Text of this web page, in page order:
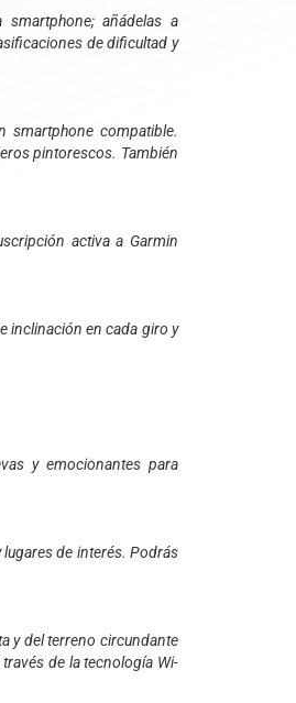
añádelas a
de dificultad y
smartphone compatible.
pintorescos. También
activa a Garmin
inclinación en cada giro y
y emocionantes para
de interés. Podrás
y del terreno circundante
de la tecnología Wi-